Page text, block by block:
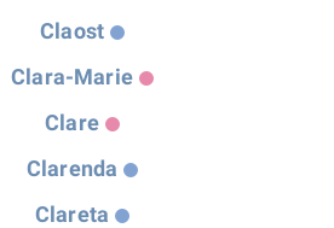
Claost
Clara-Marie
Clare
Clarenda
Clareta